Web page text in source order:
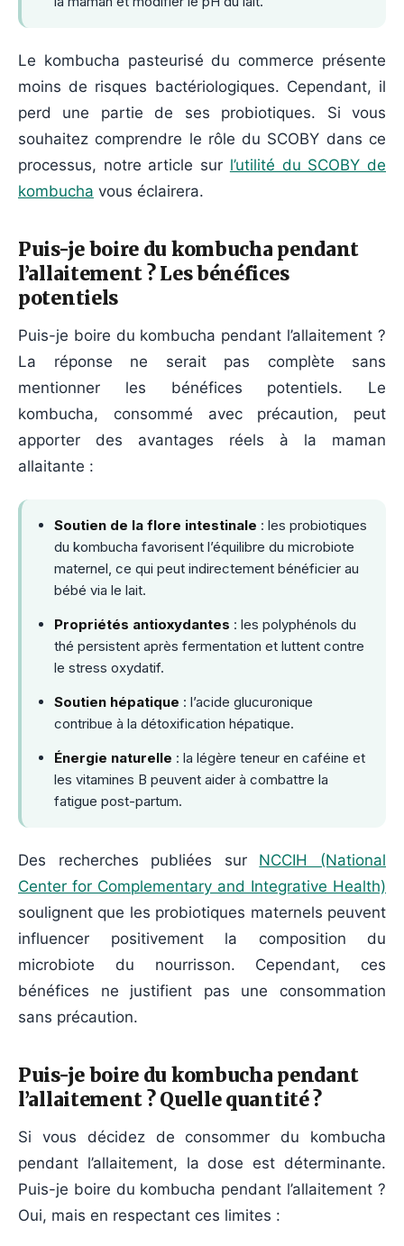
Le kombucha pasteurisé du commerce présente
moins de risques bactériologiques. Cependant, il
perd une partie de ses probiotiques. Si vous
souhaitez comprendre le rôle du SCOBY dans ce
processus, notre article sur l’utilité du SCOBY de
kombucha vous éclairera.
Puis-je boire du kombucha pendant
l’allaitement ? Les bénéfices
potentiels
Puis-je boire du kombucha pendant l’allaitement ?
La réponse ne serait pas complète sans
mentionner les bénéfices potentiels. Le
kombucha, consommé avec précaution, peut
apporter des avantages réels à la maman
allaitante :
Soutien de la flore intestinale : les probiotiques
du kombucha favorisent l’équilibre du microbiote
maternel, ce qui peut indirectement bénéficier au
bébé via le lait.
Propriétés antioxydantes : les polyphénols du
thé persistent après fermentation et luttent contre
le stress oxydatif.
Soutien hépatique : l’acide glucuronique
contribue à la détoxification hépatique.
Énergie naturelle : la légère teneur en caféine et
les vitamines B peuvent aider à combattre la
fatigue post-partum.
Des recherches publiées sur NCCIH (National
Center for Complementary and Integrative Health)
soulignent que les probiotiques maternels peuvent
influencer positivement la composition du
microbiote du nourrisson. Cependant, ces
bénéfices ne justifient pas une consommation
sans précaution.
Puis-je boire du kombucha pendant
l’allaitement ? Quelle quantité ?
Si vous décidez de consommer du kombucha
pendant l’allaitement, la dose est déterminante.
Puis-je boire du kombucha pendant l’allaitement ?
Oui, mais en respectant ces limites :